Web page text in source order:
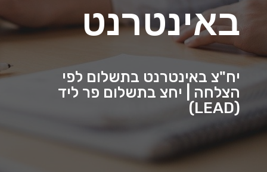
באינטרנט
יח"צ באינטרנט בתשלום לפי
הצלחה | יחצ בתשלום פר ליד
(LEAD)